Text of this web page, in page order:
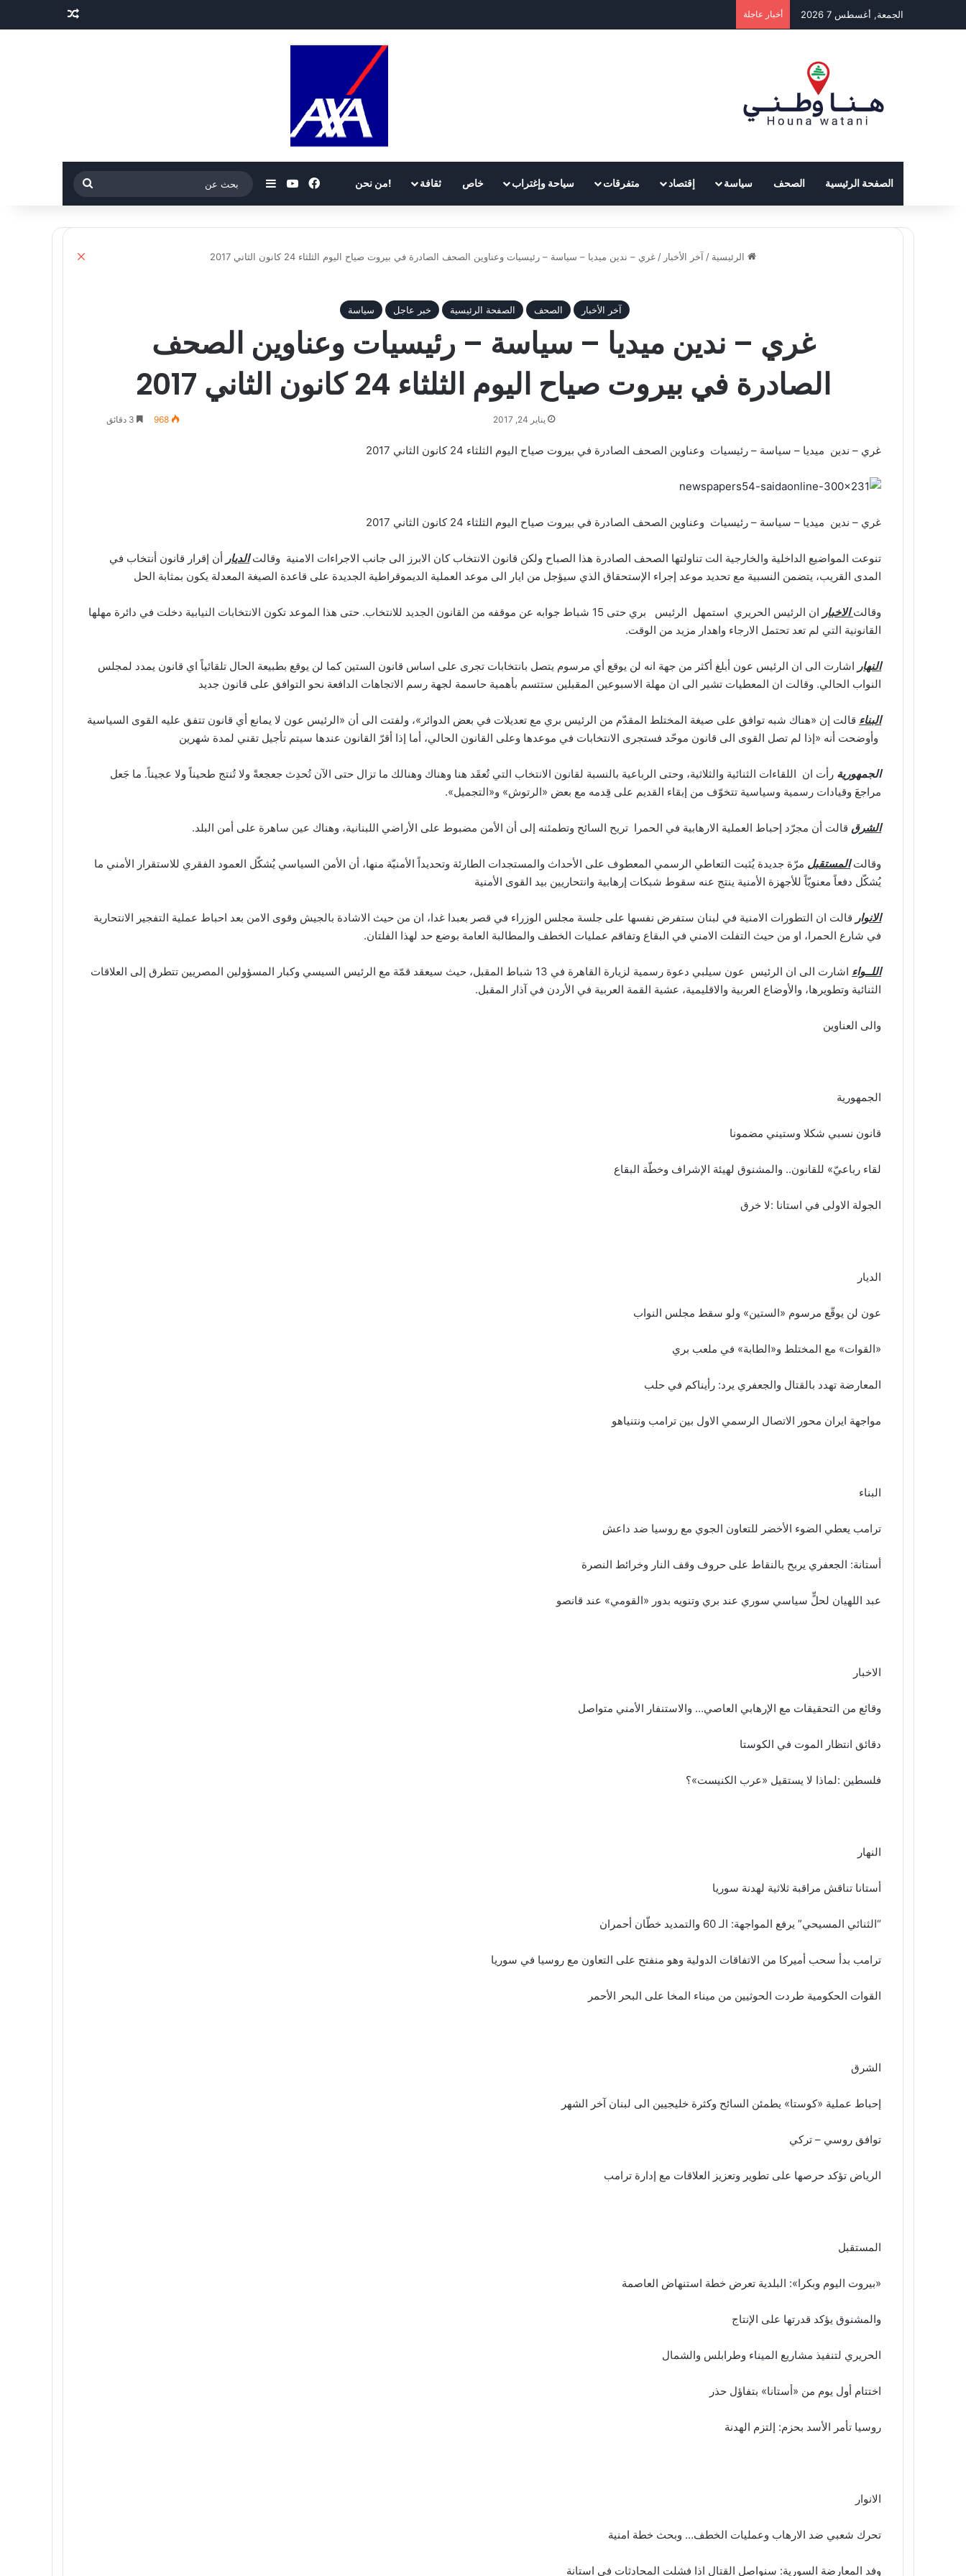
الجمعة, أغسطس 7 2026 أخبار عاجلة مقال عشوائي
الصفحة الرئيسية الصحف سياسة إقتصاد متفرقات سياحة وإغتراب خاص ثقافة !من نحن فيسبوك‫YouTubeإضافة عمود جانبي
بحث
عن
الرئيسية / آخر الأخبار / غري – ندين ميديا – سياسة – رئيسيات وعناوين الصحف الصادرة في بيروت صياح اليوم الثلثاء 24 كانون الثاني 2017
آخر الأخبار الصحف الصفحة الرئيسية خبر عاجل سياسة
غري – ندين ميديا – سياسة – رئيسيات وعناوين الصحف
الصادرة في بيروت صياح اليوم الثلثاء 24 كانون الثاني 2017
يناير 24, 2017 968
غري – ندين ميديا – سياسة – رئيسيات وعناوين الصحف الصادرة في بيروت صياح اليوم الثلثاء 24 كانون الثاني 2017
غري – ندين ميديا – سياسة – رئيسيات وعناوين الصحف الصادرة في بيروت صياح اليوم الثلثاء 24 كانون الثاني 2017
تنوعت المواضيع الداخلية والخارجية الت تناولتها الصحف الصادرة هذا الصباح ولكن قانون الانتخاب كان الابرز الى جانب الاجراءات الامنية وقالتالديار أن إقرار قانون أنتخاب في
المدى القريب، يتضمن النسبية مع تحديد موعد إجراء الإستحقاق الذي سيؤجل من ايار الى موعد العملية الديموقراطية الجديدة على قاعدة الصيغة المعدلة يكون بمثابة الحل
وقالتالاخبار
ان الرئيس الحريري استمهل الرئيس بري حتى 15 شباط جوابه عن موقفه من القانون الجديد للانتخاب. حتى هذا الموعد تكون الانتخابات النيابية دخلت في دائرة مهلها
القانونية التي لم تعد تحتمل الارجاء واهدار مزيد من الوقت.
النهار اشارت الى ان الرئيس عون أبلغ أكثر من جهة انه لن يوقع أي مرسوم يتصل بانتخابات تجرى على اساس قانون الستين كما لن يوقع بطبيعة الحال تلقائياً اي قانون يمدد لمجلس
النواب الحالي. وقالت ان المعطيات تشير الى ان مهلة الاسبوعين المقبلين ستتسم بأهمية حاسمة لجهة رسم الاتجاهات الدافعة نحو التوافق على قانون جديد
البناء قالت إن «هناك شبه توافق على صيغة المختلط المقدّم من الرئيس بري مع تعديلات في بعض الدوائر»، ولفتت الى أن «الرئيس عون لا يمانع أي قانون تتفق عليه القوى السياسية
وأوضحت أنه «إذا لم تصل القوى الى قانون موحّد فستجرى الانتخابات في موعدها وعلى القانون الحالي، أما إذا أقرّ القانون عندها سيتم تأجيل تقني لمدة شهرين
الجمهورية رأت ان اللقاءات الثنائية والثلاثية، وحتى الرباعية بالنسبة لقانون الانتخاب التي تُعقَد هنا وهناك وهنالك ما تزال حتى الآن تُحدِث جعجعةً ولا تُنتج طحيناً ولا عجيناً. ما جَعل
مراجعَ وقيادات رسمية وسياسية تتخوّف من إبقاء القديم على قِدمه مع بعض «الرتوش» و«التجميل».
الشرق قالت أن مجرّد إحباط العملية الارهابية في الحمرا تريح السائح وتطمئنه إلى أن الأمن مضبوط على الأراضي اللبنانية، وهناك عين ساهرة على أمن البلد.
وقالتالمستقبل مرّة جديدة يُثبت التعاطي الرسمي المعطوف على الأحداث والمستجدات الطارئة وتحديداً الأمنيّة منها، أن الأمن السياسي يُشكّل العمود الفقري للاستقرار الأمني ما
يُشكّل دفعاً معنويّاً للأجهزة الأمنية ينتج عنه سقوط شبكات إرهابية وانتحاريين بيد القوى الأمنية
الانوار قالت ان التطورات الامنية في لبنان ستفرض نفسها على جلسة مجلس الوزراء في قصر بعبدا غدا، ان من حيث الاشادة بالجيش وقوى الامن بعد احباط عملية التفجير الانتحارية
في شارع الحمرا، او من حيث التفلت الامني في البقاع وتفاقم عمليات الخطف والمطالبة العامة بوضع حد لهذا الفلتان.
اللــواء
اشارت الى ان الرئيس عون سيلبي دعوة رسمية لزيارة القاهرة في 13 شباط المقبل، حيث سيعقد قمّة مع الرئيس السيسي وكبار المسؤولين المصريين تتطرق إلى العلاقات
الثنائية وتطويرها، والأوضاع العربية والاقليمية، عشية القمة العربية في الأردن في آذار المقبل.
والى العناوين
الجمهورية
قانون نسبي شكلا وستيني مضمونا
لقاء رباعيّ» للقانون.. والمشنوق لهيئة الإشراف وخطّة البقاع
الجولة الاولى في استانا :لا خرق
الديار
عون لن يوقّع مرسوم «الستين» ولو سقط مجلس النواب
«القوات» مع المختلط و«الطابة» في ملعب بري
المعارضة تهدد بالقتال والجعفري يرد: رأيناكم في حلب
مواجهة ايران محور الاتصال الرسمي الاول بين ترامب ونتنياهو
البناء
ترامب يعطي الضوء الأخضر للتعاون الجوي مع روسيا ضد داعش
أستانة: الجعفري يربح بالنقاط على حروف وقف النار وخرائط النصرة
عبد اللهيان لحلٍّ سياسي سوري عند بري وتنويه بدور «القومي» عند قانصو
الاخبار
وقائع من التحقيقات مع الإرهابي العاصي… والاستنفار الأمني متواصل
دقائق انتظار الموت في الكوستا
فلسطين :لماذا لا يستقيل «عرب الكنيست»؟
النهار
أستانا تناقش مراقبة ثلاثية لهدنة سوريا
“الثنائي المسيحي” يرفع المواجهة: الـ 60 والتمديد خطّان أحمران
ترامب بدأ سحب أميركا من الاتفاقات الدولية وهو منفتح على التعاون مع روسيا في سوريا
القوات الحكومية طردت الحوثيين من ميناء المخا على البحر الأحمر
الشرق
إحباط عملية «كوستا» يطمئن السائح وكثرة خليجيين الى لبنان آخر الشهر
توافق روسي – تركي
الرياض تؤكد حرصها على تطوير وتعزيز العلاقات مع إدارة ترامب
المستقبل
«بيروت اليوم وبكرا»: البلدية تعرض خطة استنهاض العاصمة
والمشنوق يؤكد قدرتها على الإنتاج
الحريري لتنفيذ مشاريع الميناء وطرابلس والشمال
اختتام أول يوم من «أستانا» بتفاؤل حذر
روسيا تأمر الأسد بحزم: إلتزم الهدنة
الانوار
تحرك شعبي ضد الارهاب وعمليات الخطف… وبحث خطة امنية
وفد المعارضة السورية: سنواصل القتال اذا فشلت المحادثات في استانة